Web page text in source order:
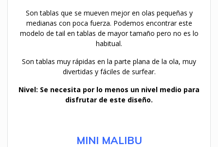
Son tablas que se mueven mejor en olas pequeñas y
medianas con poca fuerza. Podemos encontrar este
modelo de tail en tablas de mayor tamaño pero no es lo
habitual.
Son tablas muy rápidas en la parte plana de la ola, muy
divertidas y fáciles de surfear.
Nivel: Se necesita por lo menos un nivel medio para
disfrutar de este diseño.
MINI MALIBU